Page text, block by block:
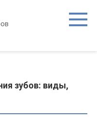
зубов: виды,